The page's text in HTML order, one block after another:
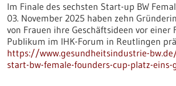
Im Finale des sechsten Start-up BW
03. November 2025 haben zehn
von Frauen ihre Geschäftsideen vor einer
Publikum im IHK-Forum in Reutlingen
https://www.gesundheitsindustrie-
start-bw-female-founders-cup-platz-